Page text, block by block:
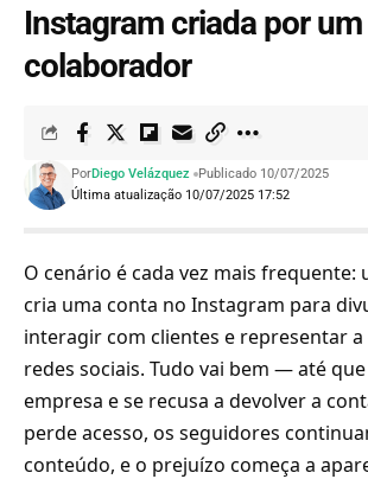
Instagram criada por um
colaborador
Última atualização 10/07/2025 17:52
PorDiego Velázquez Publicado 10/07/2025
O cenário é cada vez mais
cria uma conta no Instagram para
interagir com clientes e representar a
redes sociais. Tudo vai bem — até que
empresa e se recusa a devolver a
perde acesso, os seguidores
conteúdo, e o prejuízo começa a